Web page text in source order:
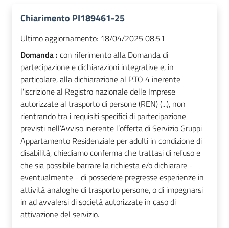
Chiarimento PI189461-25
Ultimo aggiornamento: 18/04/2025 08:51
Domanda : con riferimento alla Domanda di
partecipazione e dichiarazioni integrative e, in
particolare, alla dichiarazione al P.TO 4 inerente
l'iscrizione al Registro nazionale delle Imprese
autorizzate al trasporto di persone (REN) (...), non
rientrando tra i requisiti specifici di partecipazione
previsti nell’Avviso inerente l’offerta di Servizio Gruppi
Appartamento Residenziale per adulti in condizione di
disabilità, chiediamo conferma che trattasi di refuso e
che sia possibile barrare la richiesta e/o dichiarare -
eventualmente - di possedere pregresse esperienze in
attività analoghe di trasporto persone, o di impegnarsi
in ad avvalersi di società autorizzate in caso di
attivazione del servizio.